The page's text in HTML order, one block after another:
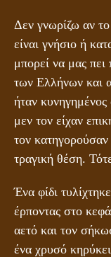
Δεν γνωρίζω αν
είναι γνήσιο ή
μπορεί να μας
των Ελλήνων και
ήταν
μεν τον είχαν
τον
τραγική θέση.
Ένα φίδι
έρποντας στο
αετό και τον
ένα χρυσό